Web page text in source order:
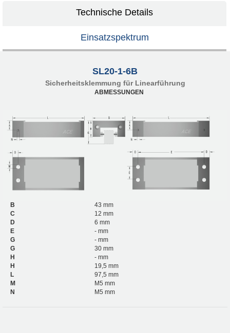
Technische Details
Einsatzspektrum
SL20-1-6B
Sicherheitsklemmung für Linearführung
ABMESSUNGEN
B
43 mm
C
12 mm
D
6 mm
E
- mm
G
- mm
G
30 mm
H
- mm
H
19,5 mm
L
97,5 mm
M
M5 mm
N
M5 mm